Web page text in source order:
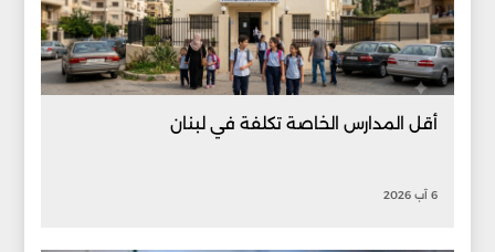
أقل المدارس الخاصة تكلفة في لبنان
6 آب 2026